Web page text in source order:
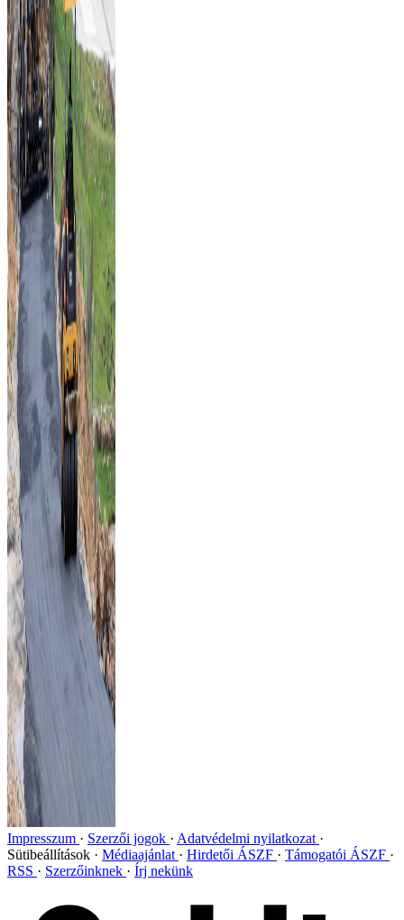
Impresszum Szerzői jogok
Adatvédelmi nyilatkozat
Sütibeállítások
Médiaajánlat Hirdetői ÁSZF
Támogatói ÁSZF
RSS
Szerzőinknek Írj nekünk